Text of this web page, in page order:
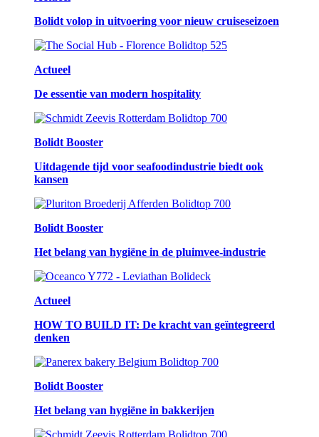
Bolidt volop in uitvoering voor nieuw cruiseseizoen
Actueel
De essentie van modern hospitality
Bolidt Booster
Uitdagende tijd voor seafoodindustrie biedt ook
kansen
Bolidt Booster
Het belang van hygiëne in de pluimvee-industrie
Actueel
HOW TO BUILD IT: De kracht van geïntegreerd
denken
Bolidt Booster
Het belang van hygiëne in bakkerijen